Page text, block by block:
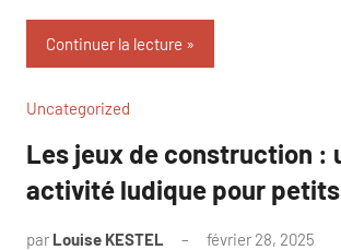
Continuer la lecture
Uncategorized
Les jeux de construction :
activité ludique pour
par Louise KESTEL février 28, 2025